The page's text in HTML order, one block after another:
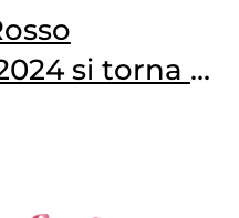
si torna a
la salute